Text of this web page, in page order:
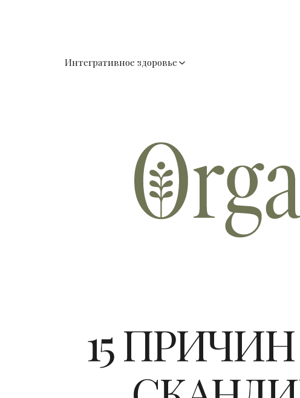
Интегративное здоровье
15